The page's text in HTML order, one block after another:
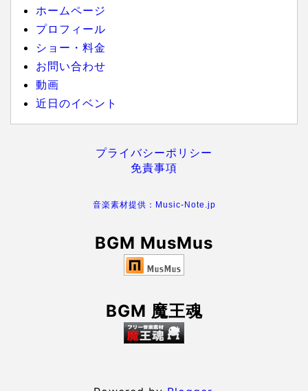
ホームページ
プロフィール
ショー・料金
お問い合わせ
動画
近日のイベント
プライバシーポリシー
免責事項
音楽素材提供：Music-Note.jp
BGM MusMus
BGM 魔王魂